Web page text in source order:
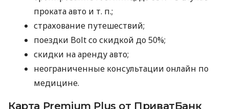
проката авто и т. п.;
страхование путешествий;
поездки Bolt со скидкой до 50%;
скидки на аренду авто;
неограниченные консультации онлайн по
медицине.
Карта Premium Plus от ПриватБанк